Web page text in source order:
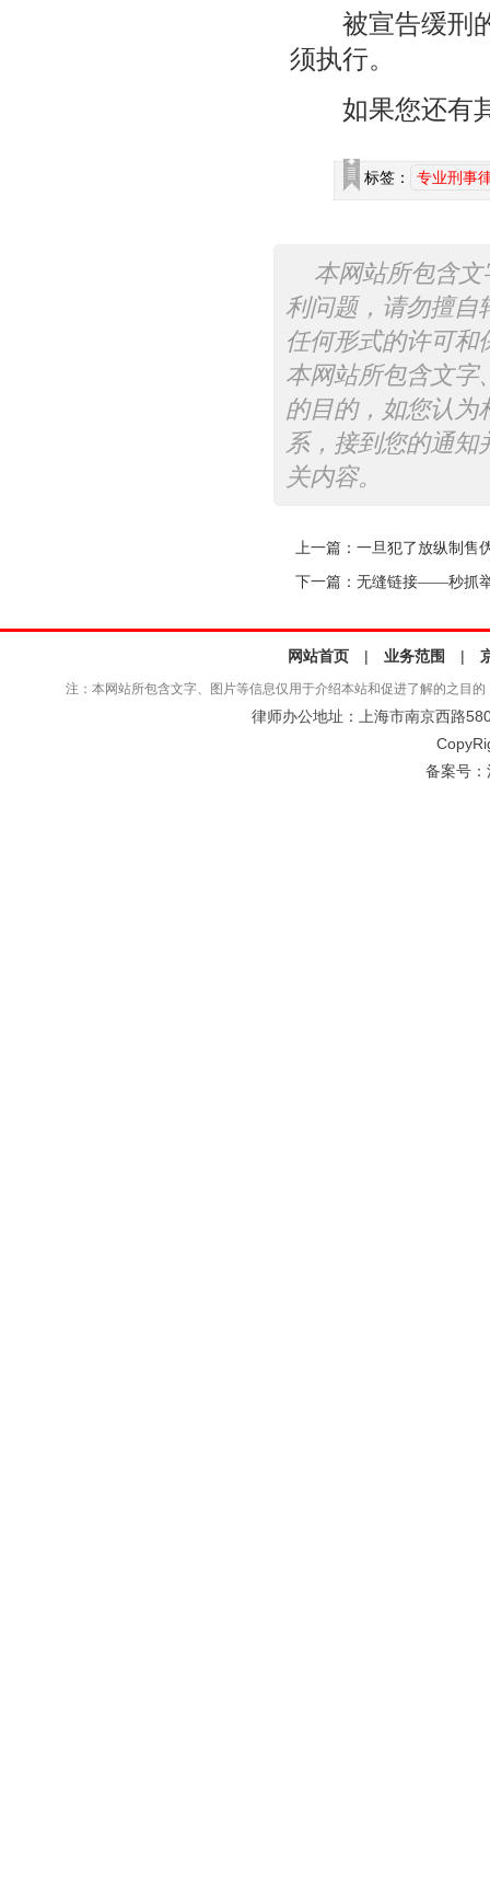
被宣告缓刑的
须执行。
如果您还有其
标签： 专业刑事
本网站所包含
利问题，请勿擅自
任何形式的许可和
本网站所包含文字
的目的，如您认为
系，接到您的通知
关内容。
上一篇： 一旦犯了放纵制售
下一篇： 无缝链接——秒抓
网站首页 | 业务范围 |
注：本网站所包含文字、图片等信息仅用于介绍本站和促进了解的之目
律师办公地址：上海市南京西路
备案号：